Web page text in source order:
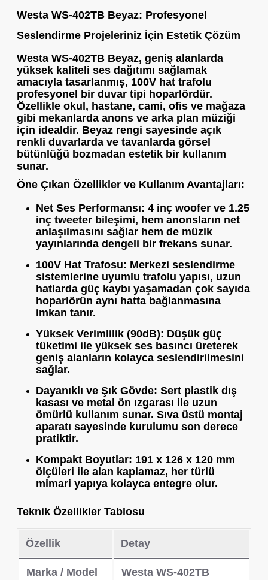
Westa WS-402TB Beyaz: Profesyonel
Seslendirme Projeleriniz İçin Estetik Çözüm
Westa WS-402TB Beyaz, geniş alanlarda
yüksek kaliteli ses dağıtımı sağlamak
amacıyla tasarlanmış, 100V hat trafolu
profesyonel bir duvar tipi hoparlördür.
Özellikle okul, hastane, cami, ofis ve mağaza
gibi mekanlarda anons ve arka plan müziği
için idealdir. Beyaz rengi sayesinde açık
renkli duvarlarda ve tavanlarda görsel
bütünlüğü bozmadan estetik bir kullanım
sunar.
Öne Çıkan Özellikler ve Kullanım Avantajları:
Net Ses Performansı: 4 inç woofer ve 1.25
inç tweeter bileşimi, hem anonsların net
anlaşılmasını sağlar hem de müzik
yayınlarında dengeli bir frekans sunar.
100V Hat Trafosu: Merkezi seslendirme
sistemlerine uyumlu trafolu yapısı, uzun
hatlarda güç kaybı yaşamadan çok sayıda
hoparlörün aynı hatta bağlanmasına
imkan tanır.
Yüksek Verimlilik (90dB): Düşük güç
tüketimi ile yüksek ses basıncı üreterek
geniş alanların kolayca seslendirilmesini
sağlar.
Dayanıklı ve Şık Gövde: Sert plastik dış
kasası ve metal ön ızgarası ile uzun
ömürlü kullanım sunar. Sıva üstü montaj
aparatı sayesinde kurulumu son derece
pratiktir.
Kompakt Boyutlar: 191 x 126 x 120 mm
ölçüleri ile alan kaplamaz, her türlü
mimari yapıya kolayca entegre olur.
Teknik Özellikler Tablosu
Özellik Detay
Marka / Model Westa WS-402TB